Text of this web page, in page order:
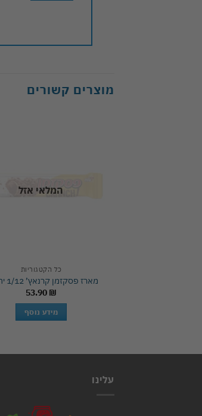
מוצרים קשורים
המלאי אזל
כל הקטגוריות
מארז פסקזמן קרנאץ’ 1/12 יחידות
53.90 ₪
מידע נוסף
עלינו